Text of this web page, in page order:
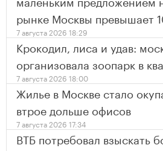
рынке Москвы превышает
7 августа 2026 18:29
Крокодил, лиса и удав:
организовала зоопарк в
7 августа 2026 18:00
Жилье в Москве стало
втрое дольше офисов
7 августа 2026 17:34
ВТБ потребовал взыскать